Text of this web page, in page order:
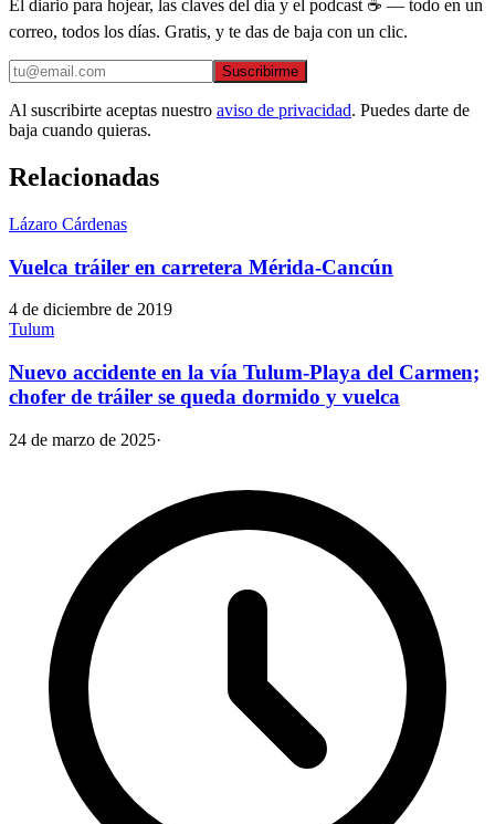
El diario para hojear, las claves del día y el podcast ☕ — todo en un
correo, todos los días. Gratis, y te das de baja con un clic.
Suscribirme
Al suscribirte aceptas nuestro aviso de privacidad. Puedes darte de
baja cuando quieras.
Relacionadas
Lázaro Cárdenas
Vuelca tráiler en carretera Mérida-Cancún
4 de diciembre de 2019
Tulum
Nuevo accidente en la vía Tulum-Playa del Carmen;
chofer de tráiler se queda dormido y vuelca
24 de marzo de 2025·